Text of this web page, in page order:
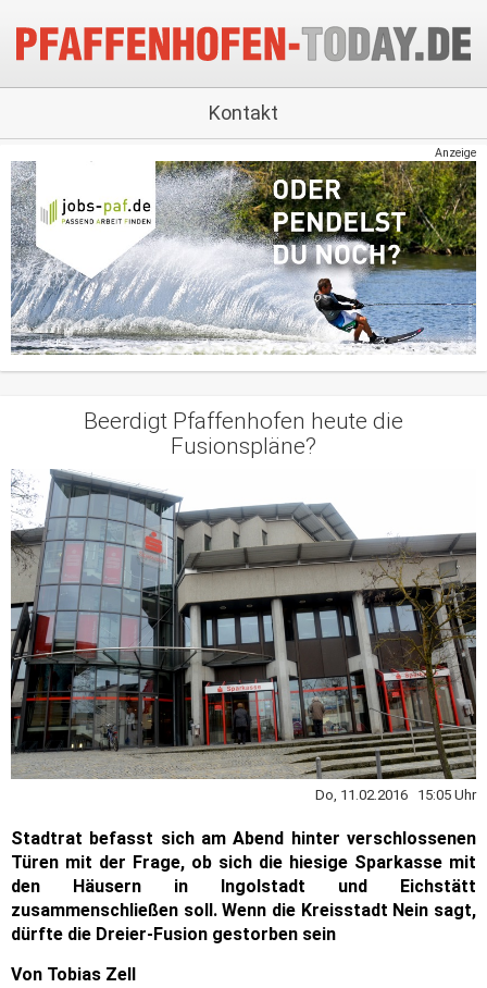
Kontakt
Anzeige
Beerdigt Pfaffenhofen heute die
Fusionspläne?
Do, 11.02.2016 15:05 Uhr
Stadtrat befasst sich am Abend hinter verschlossenen
Türen mit der Frage, ob sich die hiesige Sparkasse mit
den Häusern in Ingolstadt und Eichstätt
zusammenschließen soll. Wenn die Kreisstadt Nein sagt,
dürfte die Dreier-Fusion gestorben sein
Von Tobias Zell